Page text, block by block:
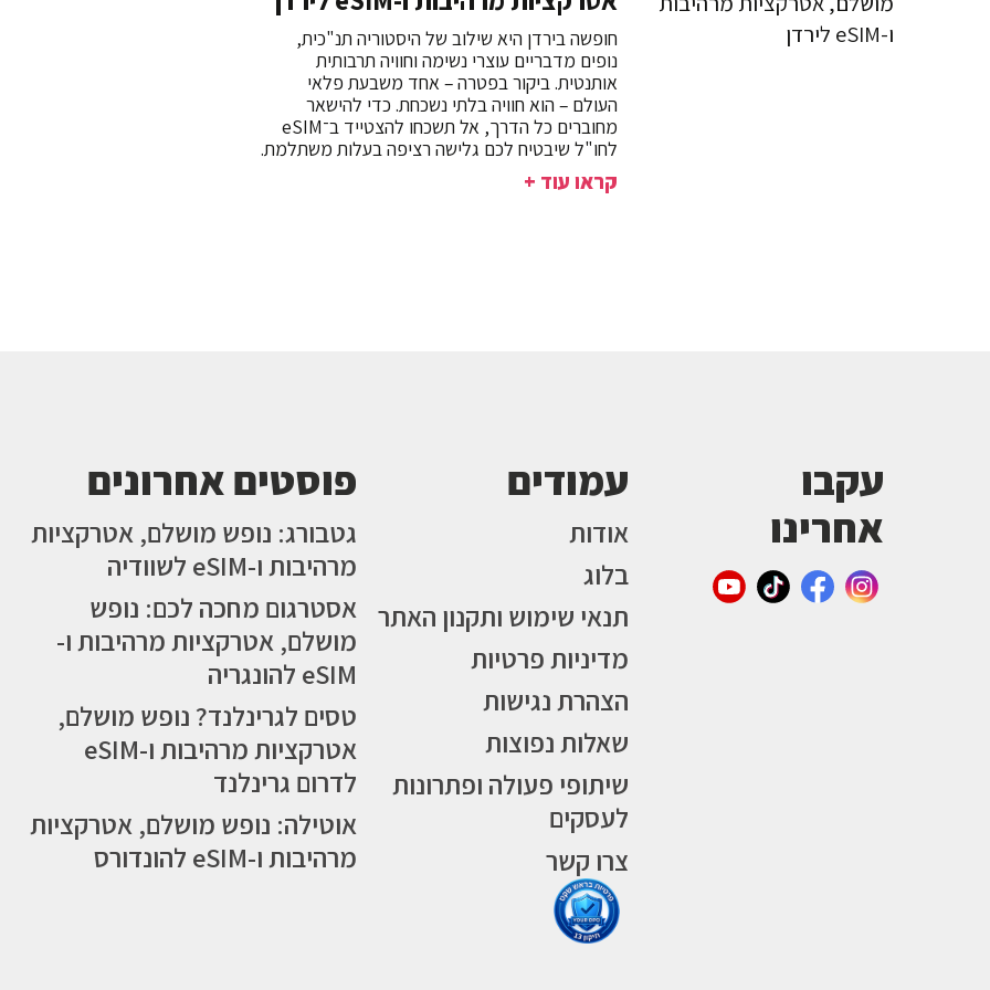
חופשה בירדן היא שילוב של היסטוריה תנ"כית,
נופים מדבריים עוצרי נשימה וחוויה תרבותית
אותנטית. ביקור בפטרה – אחד משבעת פלאי
העולם – הוא חוויה בלתי נשכחת. כדי להישאר
מחוברים כל הדרך, אל תשכחו להצטייד ב־eSIM
לחו"ל שיבטיח לכם גלישה רציפה בעלות משתלמת.
קראו עוד +
עקבו
אחרינו
עמודים
אודות
בלוג
תנאי שימוש ותקנון האתר
מדיניות פרטיות
הצהרת נגישות
שאלות נפוצות
שיתופי פעולה ופתרונות
לעסקים
צרו קשר
פוסטים אחרונים
גטבורג: נופש מושלם, אטרקציות
מרהיבות ו-eSIM לשוודיה
אסטרגום מחכה לכם: נופש
מושלם, אטרקציות מרהיבות ו-
eSIM להונגריה
טסים לגרינלנד? נופש מושלם,
אטרקציות מרהיבות ו-eSIM
לדרום גרינלנד
אוטילה: נופש מושלם, אטרקציות
מרהיבות ו-eSIM להונדורס